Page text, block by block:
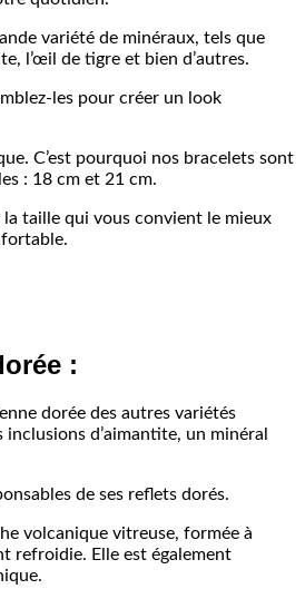
variété de minéraux, tels que
l’œil de tigre et bien d’autres.
les pour créer un look
C’est pourquoi nos bracelets sont
: 18 cm et 21 cm.
taille qui vous convient le mieux
:
dorée des autres variétés
inclusions d’aimantite, un minéral
de ses reflets dorés.
volcanique vitreuse, formée à
refroidie. Elle est également